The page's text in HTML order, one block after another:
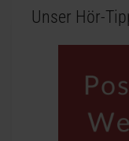
Unser Hör-